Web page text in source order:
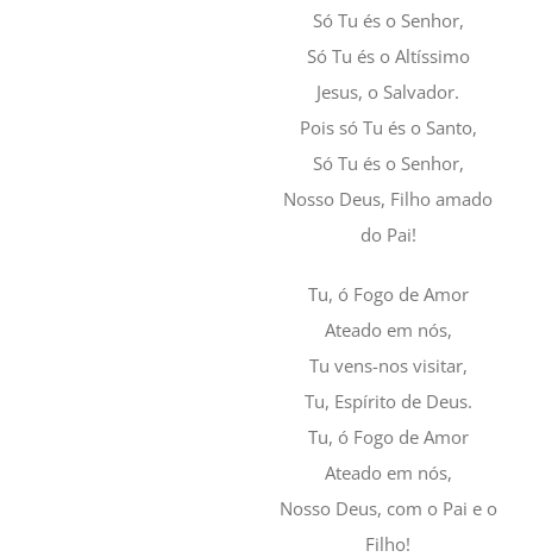
Só Tu és o Senhor,
Só Tu és o Altíssimo
Jesus, o Salvador.
Pois só Tu és o Santo,
Só Tu és o Senhor,
Nosso Deus, Filho amado
do Pai!
Tu, ó Fogo de Amor
Ateado em nós,
Tu vens-nos visitar,
Tu, Espírito de Deus.
Tu, ó Fogo de Amor
Ateado em nós,
Nosso Deus, com o Pai e o
Filho!